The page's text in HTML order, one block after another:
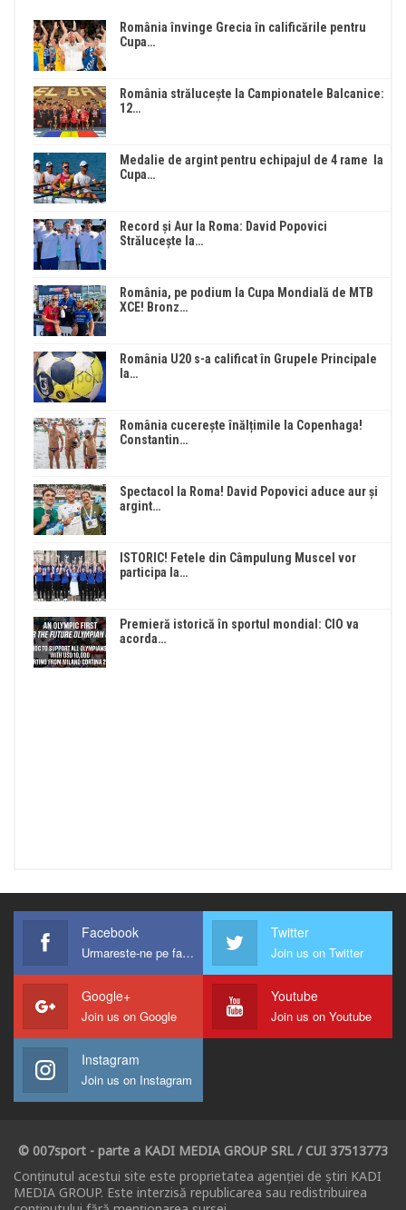
România învinge Grecia în calificările pentru
Cupa…
România strălucește la Campionatele Balcanice:
12…
Medalie de argint pentru echipajul de 4 rame la
Cupa…
Record și Aur la Roma: David Popovici
Strălucește la…
România, pe podium la Cupa Mondială de MTB
XCE! Bronz…
România U20 s-a calificat în Grupele Principale
la…
România cucerește înălțimile la Copenhaga!
Constantin…
Spectacol la Roma! David Popovici aduce aur și
argint…
ISTORIC! Fetele din Câmpulung Muscel vor
participa la…
Premieră istorică în sportul mondial: CIO va
acorda…
Facebook
Urmareste-ne pe facebook !
Twitter
Join us on Twitter
Google+
Join us on Google
Youtube
Join us on Youtube
Instagram
Join us on Instagram
© 007sport - parte a KADI MEDIA GROUP SRL / CUI 37513773
Conținutul acestui site este proprietatea agenției de știri KADI
MEDIA GROUP. Este interzisă republicarea sau redistribuirea